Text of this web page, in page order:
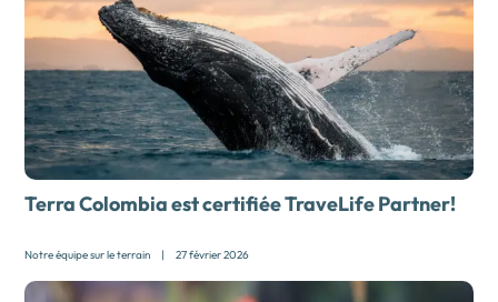
Terra Colombia est certifiée TraveLife Partner!
Notre équipe sur le terrain | 27 février 2026